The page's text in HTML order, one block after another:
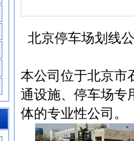
北京停车场划线
本公司位于北京市
通设施、停车场专
体的专业性公司。